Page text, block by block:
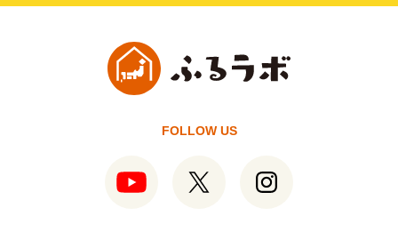
FOLLOW US